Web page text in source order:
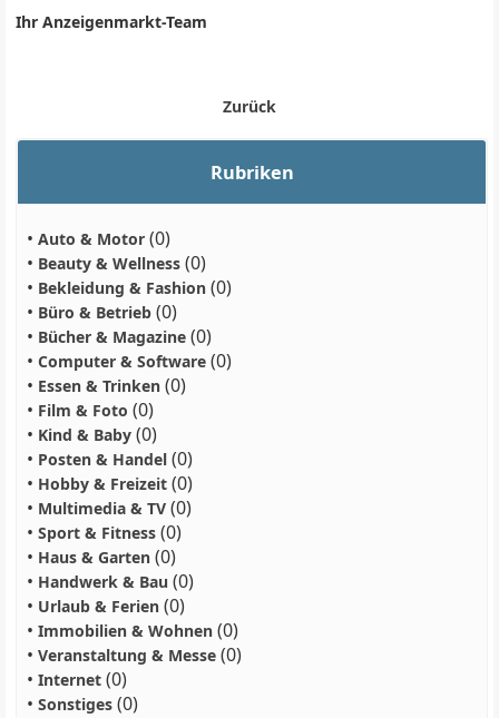
Ihr Anzeigenmarkt-Team
Zurück
Rubriken
• Auto & Motor(0)
• Beauty & Wellness(0)
• Bekleidung & Fashion(0)
• Büro & Betrieb(0)
• Bücher & Magazine(0)
• Computer & Software(0)
• Essen & Trinken(0)
• Film & Foto (0)
• Kind & Baby(0)
• Posten & Handel(0)
• Hobby & Freizeit(0)
• Multimedia & TV(0)
• Sport & Fitness(0)
• Haus & Garten(0)
• Handwerk & Bau (0)
• Urlaub & Ferien(0)
• Immobilien & Wohnen(0)
• Veranstaltung & Messe(0)
• Internet(0)
• Sonstiges(0)